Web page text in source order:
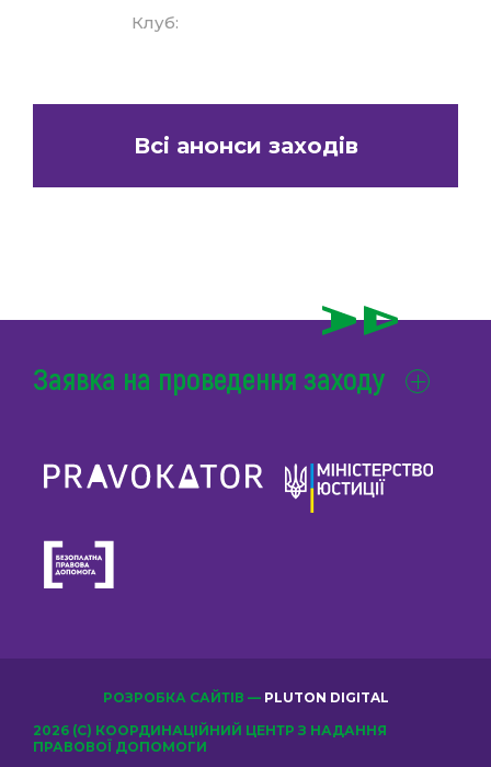
Клуб:
Всі анонси заходів
Заявка на проведення заходу
2026 (С) КООРДИНАЦІЙНИЙ ЦЕНТР З НАДАННЯ
ПРАВОВОЇ ДОПОМОГИ
РОЗРОБКА САЙТІВ — PLUTON DIGITAL